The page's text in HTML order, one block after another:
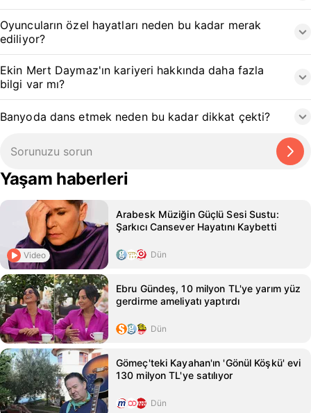
Oyuncuların özel hayatları neden bu kadar merak
ediliyor?
Ekin Mert Daymaz'ın kariyeri hakkında daha fazla
bilgi var mı?
Banyoda dans etmek neden bu kadar dikkat çekti?
Yaşam haberleri
Video
Arabesk Müziğin Güçlü Sesi Sustu:
Şarkıcı Cansever Hayatını Kaybetti
Dün
Ebru Gündeş, 10 milyon TL'ye yarım yüz
gerdirme ameliyatı yaptırdı
Dün
Gömeç'teki Kayahan'ın 'Gönül Köşkü' evi
130 milyon TL'ye satılıyor
Dün